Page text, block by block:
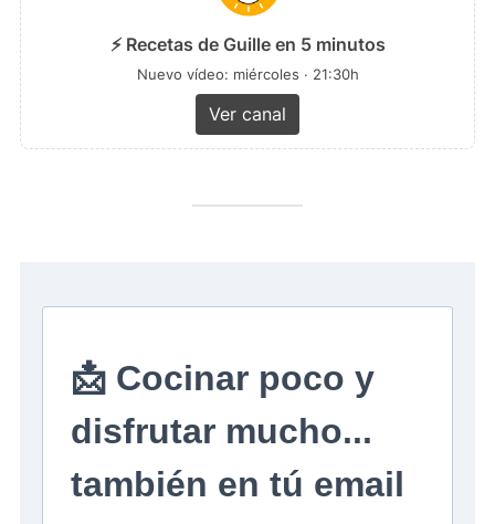
⚡ Recetas de Guille en 5 minutos
Nuevo vídeo: miércoles · 21:30h
Ver canal